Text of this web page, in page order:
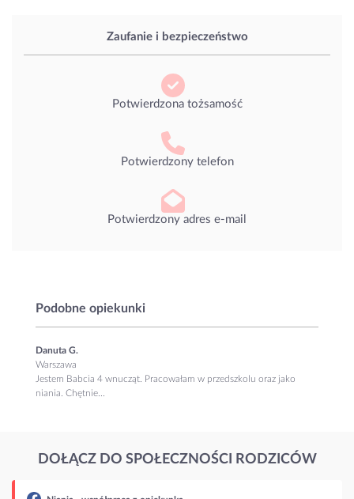
Zaufanie i bezpieczeństwo
Potwierdzona tożsamość
Potwierdzony telefon
Potwierdzony adres e-mail
Podobne opiekunki
Danuta G.
Warszawa
Jestem Babcia 4 wnucząt. Pracowałam w przedszkolu oraz jako
niania. Chętnie...
DOŁĄCZ DO SPOŁECZNOŚCI RODZICÓW